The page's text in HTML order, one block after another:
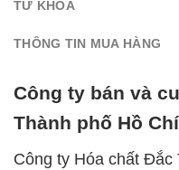
TỪ KHÓA
THÔNG TIN MUA HÀNG
Công ty bán và
Thành phố Hồ
Công ty Hóa chất